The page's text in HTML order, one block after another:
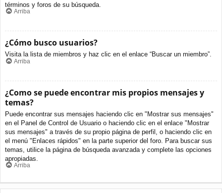
términos y foros de su búsqueda.
Arriba
¿Cómo busco usuarios?
Visita la lista de miembros y haz clic en el enlace “Buscar un miembro”.
Arriba
¿Como se puede encontrar mis propios mensajes y
temas?
Puede encontrar sus mensajes haciendo clic en "Mostrar sus mensajes"
en el Panel de Control de Usuario o haciendo clic en el enlace "Mostrar
sus mensajes" a través de su propio página de perfil, o haciendo clic en
el menú "Enlaces rápidos" en la parte superior del foro. Para buscar sus
temas, utilice la página de búsqueda avanzada y complete las opciones
apropiadas.
Arriba